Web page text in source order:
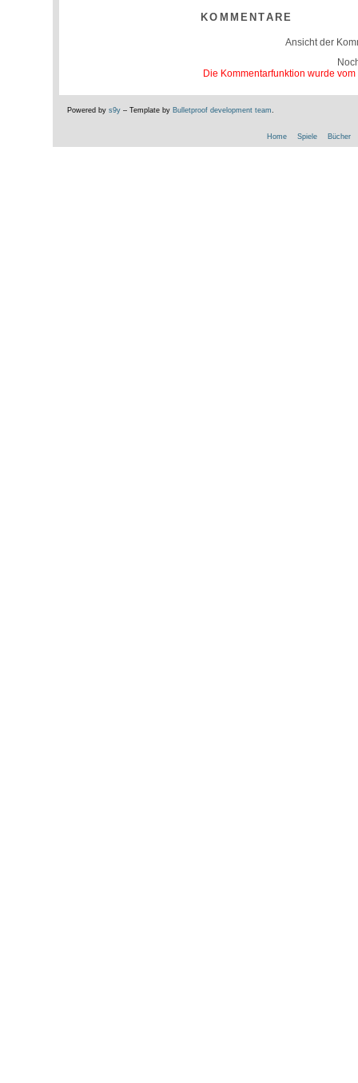
KOMMENTARE
Ansicht der
Die Kommentarfunktion wurde
Powered by s9y– Template by Bulletproof development team
Home Spiele Bücher